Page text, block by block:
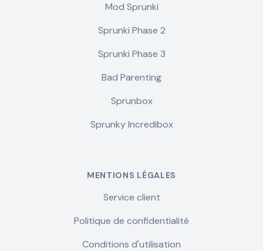
Mod Sprunki
Sprunki Phase 2
Sprunki Phase 3
Bad Parenting
Sprunbox
Sprunky Incredibox
MENTIONS LÉGALES
Service client
Politique de confidentialité
Conditions d'utilisation